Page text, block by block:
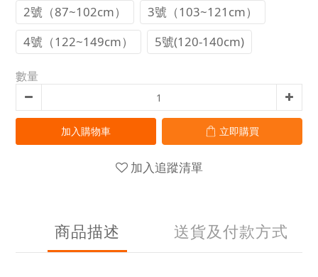
2號（87~102cm）
3號（103~121cm）
4號（122~149cm）
5號(120-140cm)
數量
加入購物車 立即購買
加入追蹤清單
商品描述 送貨及付款方式